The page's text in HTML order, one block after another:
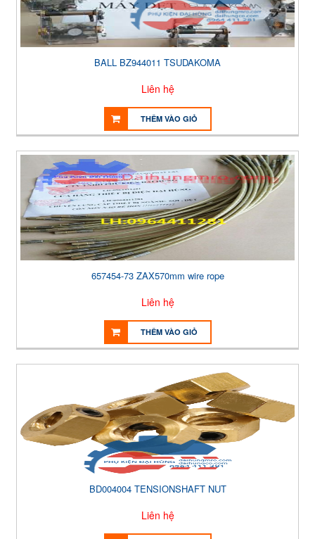
BALL BZ944011 TSUDAKOMA
Liên hệ
THÊM VÀO GIỎ
657454-73 ZAX570mm wire rope
Liên hệ
THÊM VÀO GIỎ
BD004004 TENSIONSHAFT NUT
Liên hệ